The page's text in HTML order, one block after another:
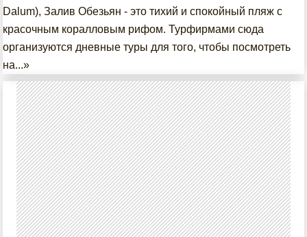
Dalum), Залив Обезьян - это тихий и спокойный пляж с
красочным коралловым рифом. Турфирмами сюда
организуются дневные туры для того, чтобы посмотреть
на...»